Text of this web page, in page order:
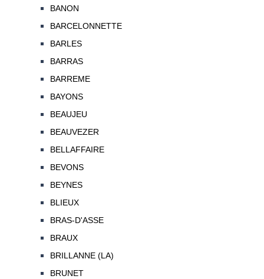
BANON
BARCELONNETTE
BARLES
BARRAS
BARREME
BAYONS
BEAUJEU
BEAUVEZER
BELLAFFAIRE
BEVONS
BEYNES
BLIEUX
BRAS-D'ASSE
BRAUX
BRILLANNE (LA)
BRUNET